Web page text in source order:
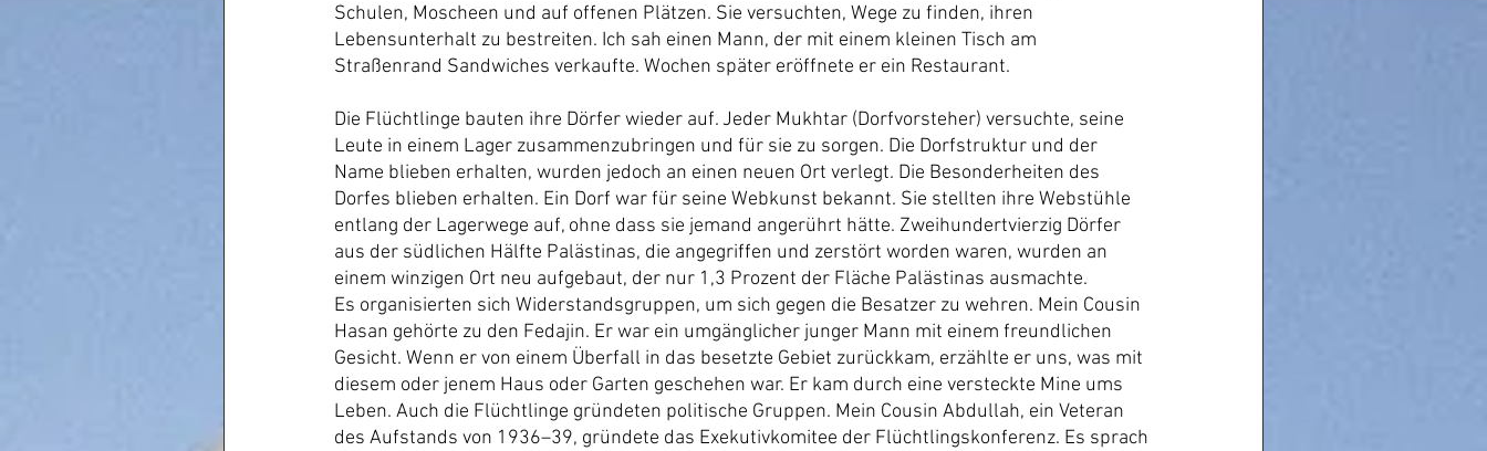
Schulen, Moscheen und auf offenen Plätzen. Sie versuchten, Wege zu finden, ihren
Lebensunterhalt zu bestreiten. Ich sah einen Mann, der mit einem kleinen Tisch am
Straßenrand Sandwiches verkaufte. Wochen später eröffnete er ein Restaurant.
Die Flüchtlinge bauten ihre Dörfer wieder auf. Jeder Mukhtar (Dorfvorsteher) versuchte, seine
Leute in einem Lager zusammenzubringen und für sie zu sorgen. Die Dorfstruktur und der
Name blieben erhalten, wurden jedoch an einen neuen Ort verlegt. Die Besonderheiten des
Dorfes blieben erhalten. Ein Dorf war für seine Webkunst bekannt. Sie stellten ihre Webstühle
entlang der Lagerwege auf, ohne dass sie jemand angerührt hätte. Zweihundertvierzig Dörfer
aus der südlichen Hälfte Palästinas, die angegriffen und zerstört worden waren, wurden an
einem winzigen Ort neu aufgebaut, der nur 1,3 Prozent der Fläche Palästinas ausmachte.
Es organisierten sich Widerstandsgruppen, um sich gegen die Besatzer zu wehren. Mein Cousin
Hasan gehörte zu den Fedajin. Er war ein umgänglicher junger Mann mit einem freundlichen
Gesicht. Wenn er von einem Überfall in das besetzte Gebiet zurückkam, erzählte er uns, was mit
diesem oder jenem Haus oder Garten geschehen war. Er kam durch eine versteckte Mine ums
Leben. Auch die Flüchtlinge gründeten politische Gruppen. Mein Cousin Abdullah, ein Veteran
des Aufstands von 1936–39, gründete das Exekutivkomitee der Flüchtlingskonferenz. Es sprach